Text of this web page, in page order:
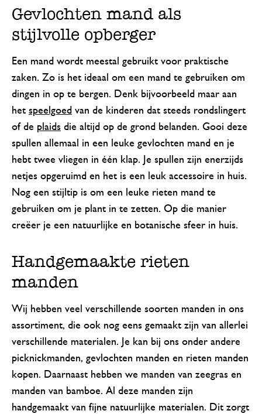
Gevlochten mand als
stijlvolle opberger
Een mand wordt meestal gebruikt voor praktische
zaken. Zo is het ideaal om een mand te gebruiken om
dingen in op te bergen. Denk bijvoorbeeld maar aan
het speelgoed van de kinderen dat steeds rondslingert
of de plaids die altijd op de grond belanden. Gooi deze
spullen allemaal in een leuke gevlochten mand en je
hebt twee vliegen in één klap. Je spullen zijn enerzijds
netjes opgeruimd en het is een leuk accessoire in huis.
Nog een stijltip is om een leuke rieten mand te
gebruiken om je plant in te zetten. Op die manier
creëer je een natuurlijke en botanische sfeer in huis.
Handgemaakte rieten
manden
Wij hebben veel verschillende soorten manden in ons
assortiment, die ook nog eens gemaakt zijn van allerlei
verschillende materialen. Je kan bij ons onder andere
picknickmanden, gevlochten manden en rieten manden
kopen. Daarnaast hebben we manden van zeegras en
manden van bamboe. Al deze manden zijn
handgemaakt van fijne natuurlijke materialen. Dit zorgt